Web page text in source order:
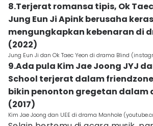
8.Terjerat romansa tipis, Ok
Jung Eun Ji Apink berusaha
mengungkapkan kebenaran di
(2022)
Jung Eun Ji dan Ok Taec Yeon di drama Blind
9.Ada pula Kim Jae Joong JYJ
School terjerat dalam
bikin penonton gregetan dalam
(2017)
Kim Jae Joong dan UEE di drama Manhole